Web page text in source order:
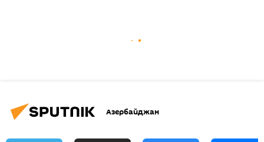
Азербайджан